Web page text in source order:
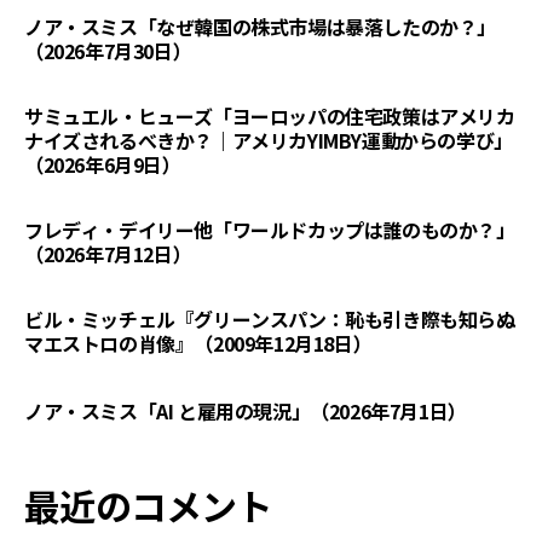
ノア・スミス「なぜ韓国の株式市場は暴落したのか？」
（2026年7月30日）
サミュエル・ヒューズ「ヨーロッパの住宅政策はアメリカ
ナイズされるべきか？｜アメリカYIMBY運動からの学び」
（2026年6月9日）
フレディ・デイリー他「ワールドカップは誰のものか？」
（2026年7月12日）
ビル・ミッチェル『グリーンスパン：恥も引き際も知らぬ
マエストロの肖像』（2009年12月18日）
ノア・スミス「AI と雇用の現況」（2026年7月1日）
最近のコメント